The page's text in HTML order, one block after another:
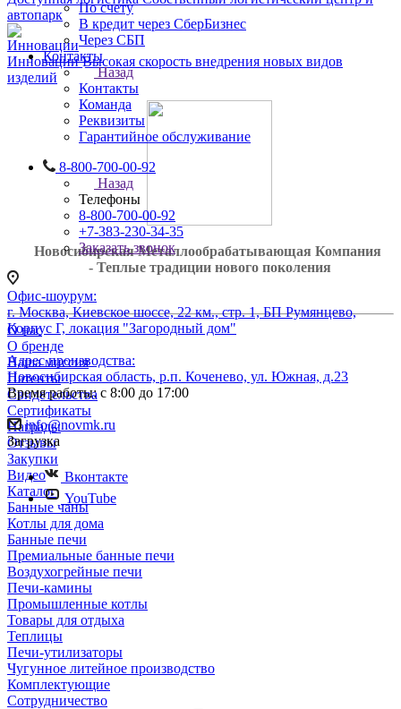
По счету
В кредит через СберБизнес
Через СБП
Контакты
Назад
Контакты
Команда
Реквизиты
Гарантийное обслуживание
8-800-700-00-92
Назад
Телефоны
8-800-700-00-92
+7-383-230-34-35
Заказать звонок
Офис-шоурум:
г. Москва, Киевское шоссе, 22 км., стр. 1, БП Румянцево,
Корпус Г, локация "Загородный дом"
Адрес производства:
Новосибирская область, р.п. Коченево, ул. Южная, д.23
Время работы: с 8:00 до 17:00
info@novmk.ru
Загрузка
Вконтакте
YouTube
автопарк
Инновации Высокая скорость внедрения новых видов
изделий
Новосибирская Металлообрабатывающая Компания
- Теплые традиции нового поколения
О нас
О бренде
Наша миссия
Патенты
Свидетельства
Сертификаты
Награды
Отзывы
Закупки
Видео
Каталог
Банные чаны
Котлы для дома
Банные печи
Премиальные банные печи
Воздухогрейные печи
Печи-камины
Промышленные котлы
Товары для отдыха
Теплицы
Печи-утилизаторы
Чугунное литейное производство
Комплектующие
Сотрудничество